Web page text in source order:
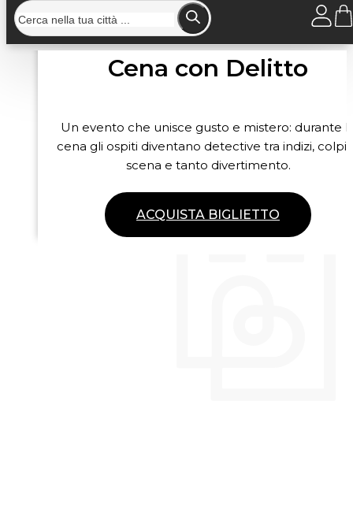
Cena con Delitto
Un evento che unisce gusto e mistero: durante
cena gli ospiti diventano detective tra indizi, colpi
scena e tanto divertimento.
ACQUISTA BIGLIETTO